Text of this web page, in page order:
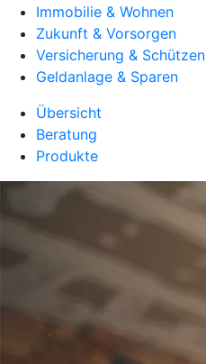
Immobilie & Wohnen
Zukunft & Vorsorgen
Versicherung & Schützen
Geldanlage & Sparen
Übersicht
Beratung
Produkte